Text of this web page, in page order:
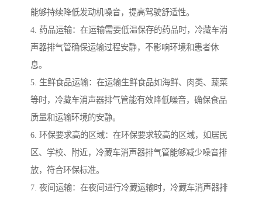
能够持续降低发动机噪音，提高驾驶舒适性。
4. 药品运输：在运输需要低温保存的药品时，冷藏车消
声器排气管确保运输过程安静，不影响环境和患者休
息。
5. 生鲜食品运输：在运输生鲜食品如海鲜、肉类、蔬菜
等时，冷藏车消声器排气管能有效降低噪音，确保食品
质量和运输环境的安静。
6. 环保要求高的区域：在环保要求较高的区域，如居民
区、学校、附近，冷藏车消声器排气管能够减少噪音排
放，符合环保标准。
7. 夜间运输：在夜间进行冷藏运输时，冷藏车消声器排